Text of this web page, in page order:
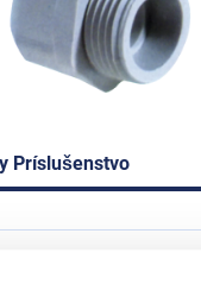
Príslušenstvo